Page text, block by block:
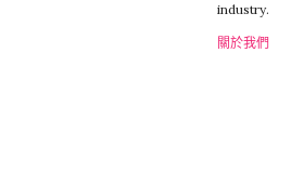
industry.
關於我們